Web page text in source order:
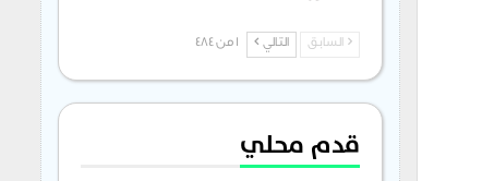
السابق التالي 1 من 484
قدم محلي